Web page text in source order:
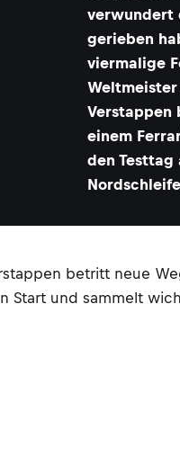
verwundert
gerieben
viermalige
Weltmeister
Verstappen
einem
den Testtag
betritt neue
Start und sammelt